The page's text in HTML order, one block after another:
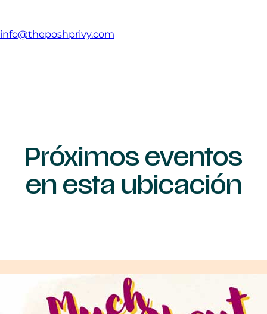
info@theposhprivy.com
Próximos eventos
en esta ubicación